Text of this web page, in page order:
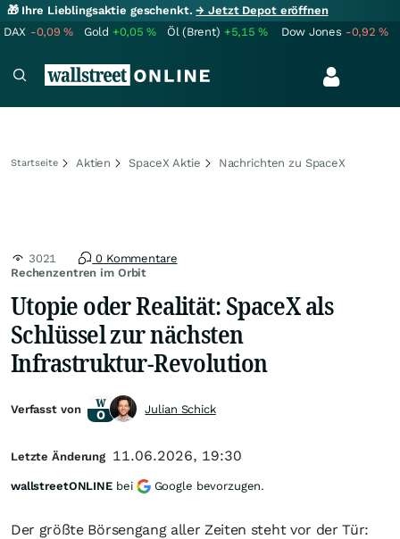
🎁 Ihre Lieblingsaktie geschenkt.→ Jetzt Depot eröffnen
DAX -0,09% Gold +0,05% Öl (Brent) +5,15% Dow Jones -0,92%
Startseite Aktien SpaceX Aktie Nachrichten zu SpaceX
Rechenzentren im Orbit
3021 0 Kommentare
Utopie oder Realität: SpaceX als
Schlüssel zur nächsten
Infrastruktur-Revolution
Der größte Börsengang aller Zeiten steht vor der Tür:
Verfasst von Julian Schick
Letzte Änderung 11.06.2026, 19:30
wallstreetONLINE bei Google bevorzugen.